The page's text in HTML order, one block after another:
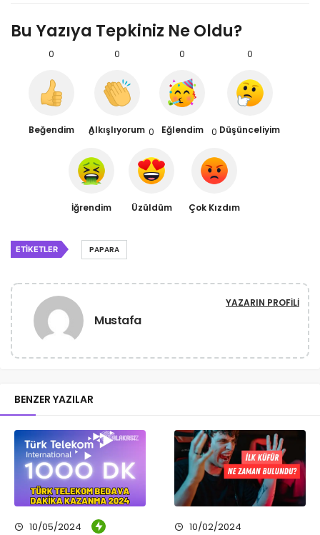
Bu Yazıya Tepkiniz Ne Oldu?
0
Beğendim
0
Alkışlıyorum
0
Eğlendim
0
Düşünceliyim
0
İğrendim
0
Üzüldüm
0
Çok Kızdım
ETIKETLER PAPARA
Mustafa
YAZARIN PROFILI
BENZER YAZILAR
10/05/2024 10/02/2024